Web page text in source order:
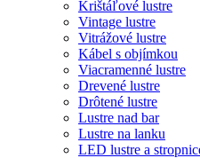
Krištáľové lustre
Vintage lustre
Vitrážové lustre
Kábel s objímkou
Viacramenné lustre
Drevené lustre
Drôtené lustre
Lustre nad bar
Lustre na lanku
LED lustre a